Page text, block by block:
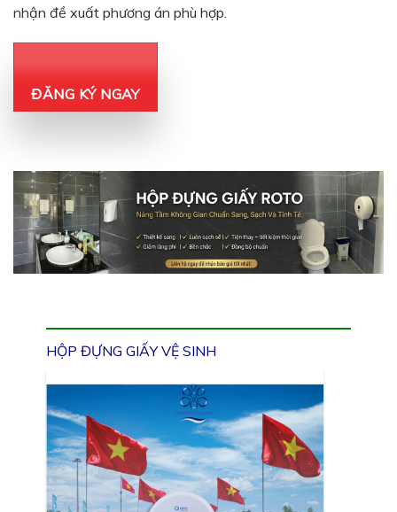
nhận đề xuất phương án phù hợp.
ĐĂNG KÝ NGAY
HỘP ĐỰNG GIẤY VỆ SINH